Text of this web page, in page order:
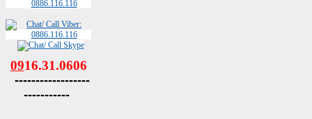
0916.31.0606
------------------
-----------